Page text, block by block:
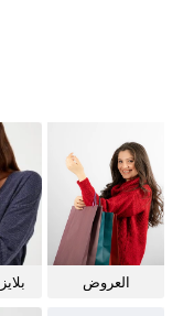
العروض